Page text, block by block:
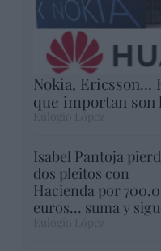
Nokia, Ericsson...
que importan son
Eulogio López
Isabel Pantoja
dos pleitos con
Hacienda por
euros... suma y